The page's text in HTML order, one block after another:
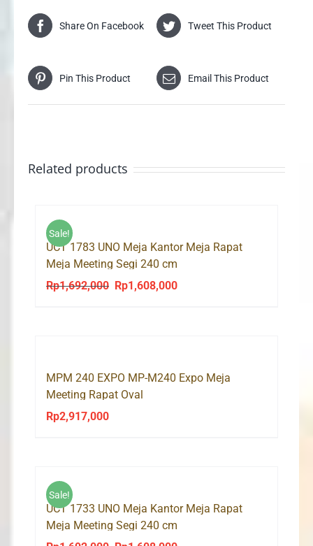
Share On Facebook Tweet This Product
Pin This Product Email This Product
Related products
Sale!
UCT 1783 UNO Meja Kantor Meja Rapat
Meja Meeting Segi 240 cm
Rp1,692,000
Original
Rp1,608,000Current
MPM 240 EXPO MP-M240 Expo Meja
Meeting Rapat Oval
Rp2,917,000
Sale!
UCT 1733 UNO Meja Kantor Meja Rapat
Meja Meeting Segi 240 cm